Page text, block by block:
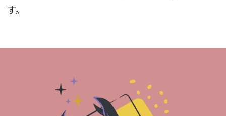
Log in or Sign up
「The SPUR Club」。便利な機能と特典を無料で楽し
ログイン・新規会員登録
す。